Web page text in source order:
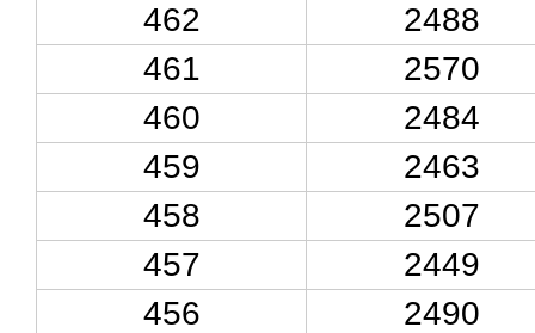
462
2488
461
2570
460
2484
459
2463
458
2507
457
2449
456
2490